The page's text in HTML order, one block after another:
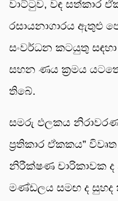
වාට්ටුව, වඳ සත්කාර
රසායනාගාරය ඇතුළු
සංවර්ධන කටයුතු
සහන ණය ක්‍රමය
තිබේ.
සමරු ඵලකය
ප්‍රතිකාර ඒකකය”
නිරීක්ෂණ චාරිකාවක
මණ්ඩලය සමඟ ද සුහද